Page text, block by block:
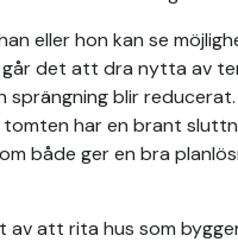
eller hon kan se
det att dra nytta av
blir
har en brant
både ger en bra
av att rita hus som